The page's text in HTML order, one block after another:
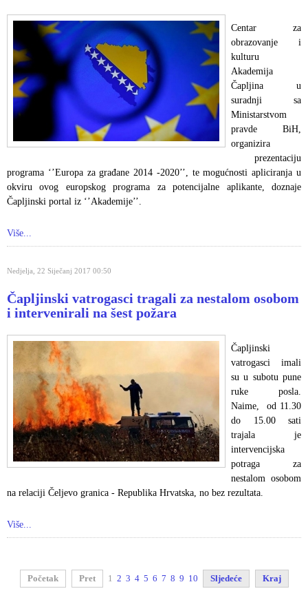
Centar za
obrazovanje i
kulturu
Akademija
Čapljina u
suradnji sa
Ministarstvom
pravde BiH,
organizira
prezentaciju
programa ‘’Europa za građane 2014 -2020’’, te mogućnosti apliciranja u
okviru ovog europskog programa za potencijalne aplikante, doznaje
Čapljinski portal iz ‘’Akademije’’.
Više...
Nedjelja, 22 Siječanj 2017 00:50
Čapljinski vatrogasci tragali za nestalom osobom
i intervenirali na šest požara
Čapljinski
vatrogasci imali
su u subotu pune
ruke posla.
Naime, od 11.30
do 15.00 sati
trajala je
intervencijska
potraga za
nestalom osobom
na relaciji Čeljevo granica - Republika Hrvatska, no bez rezultata.
Više...
Početak Pret 1 2 3 4 5 6 7 8 9 10 Sljedeće Kraj